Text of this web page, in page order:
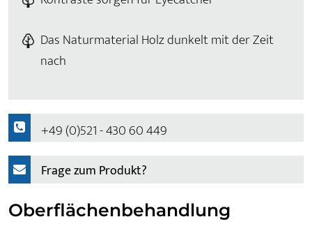
Das Naturmaterial Holz dunkelt mit der Zeit
nach
+49 (0)521 - 430 60 449
Frage zum Produkt?
Oberflächenbehandlung